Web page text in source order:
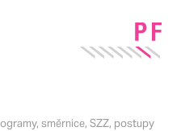
směrnice, SZZ, postupy